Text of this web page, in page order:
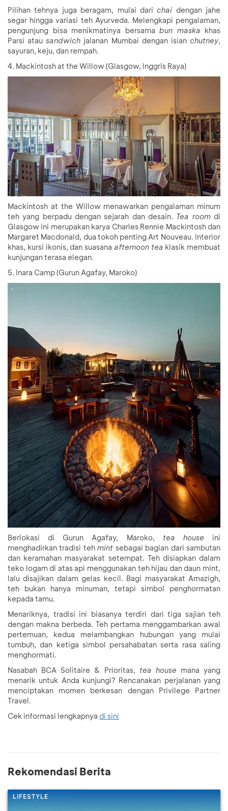
Pilihan tehnya juga beragam, mulai dari chai dengan jahe
segar hingga variasi teh Ayurveda. Melengkapi pengalaman,
pengunjung bisa menikmatinya bersama bun maska khas
Parsi atausandwich jalanan Mumbai dengan isian chutney,
sayuran, keju, dan rempah.
4. Mackintosh at the Willow (Glasgow, Inggris Raya)
Mackintosh at the Willow menawarkan pengalaman minum
teh yang berpadu dengan sejarah dan desain. Tea roomdi
Glasgow ini merupakan karya Charles Rennie Mackintosh dan
Margaret Macdonald, dua tokoh penting Art Nouveau. Interior
khas, kursi ikonis, dan suasana afternoon tea klasik membuat
kunjungan terasa elegan.
5. Inara Camp (Gurun Agafay, Maroko)
Berlokasi di Gurun Agafay, Maroko, tea house ini
menghadirkan tradisi tehmint sebagai bagian dari sambutan
dan keramahan masyarakat setempat. Teh disiapkan dalam
teko logam di atas api menggunakan teh hijau dan daun mint,
lalu disajikan dalam gelas kecil. Bagi masyarakat Amazigh,
teh bukan hanya minuman, tetapi simbol penghormatan
kepada tamu.
Menariknya, tradisi ini biasanya terdiri dari tiga sajian teh
dengan makna berbeda. Teh pertama menggambarkan awal
pertemuan, kedua melambangkan hubungan yang mulai
tumbuh, dan ketiga simbol persahabatan serta rasa saling
menghormati.
Nasabah BCA Solitaire & Prioritas, tea house mana yang
menarik untuk Anda kunjungi? Rencanakan perjalanan yang
menciptakan momen berkesan dengan Privilege Partner
Travel.
Cek informasi lengkapnya di sini
Rekomendasi Berita
LIFESTYLE